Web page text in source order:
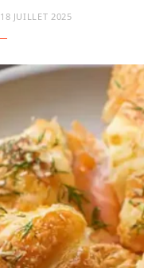
18 JUILLET 2025